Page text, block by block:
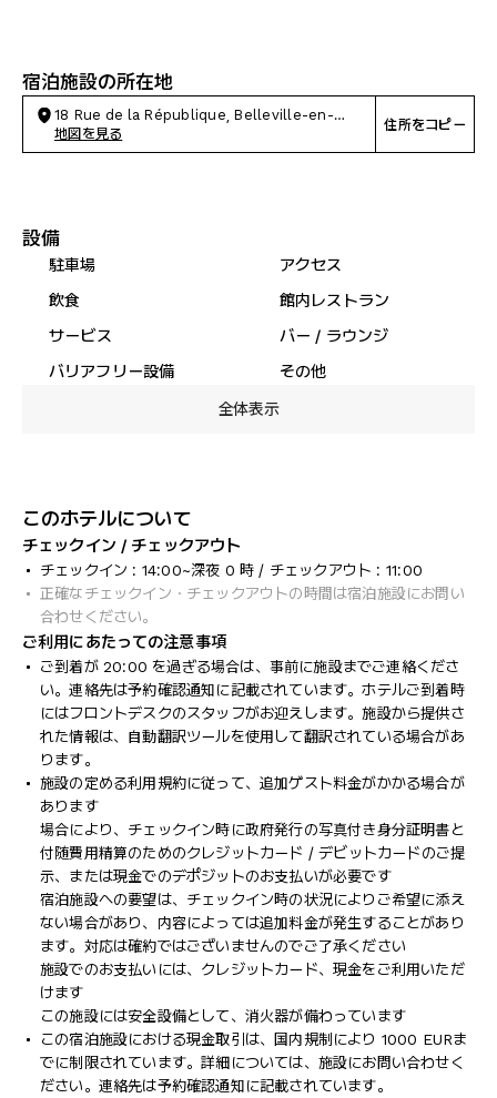
宿泊施設の所在地
18 Rue de la République, Belleville-en-
Beaujolais
地図を見る
住所をコピー
設備
駐車場
アクセス
飲食
館内レストラン
サービス
バー / ラウンジ
バリアフリー設備
その他
全体表示
このホテルについて
チェックイン / チェックアウト
チェックイン : 14:00~深夜 0 時 / チェックアウト : 11:00
正確なチェックイン・チェックアウトの時間は宿泊施設にお問い
合わせください。
ご利用にあたっての注意事項
ご到着が 20:00 を過ぎる場合は、事前に施設までご連絡くださ
い。連絡先は予約確認通知に記載されています。ホテルご到着時
にはフロントデスクのスタッフがお迎えします。施設から提供さ
れた情報は、自動翻訳ツールを使用して翻訳されている場合があ
ります。
施設の定める利用規約に従って、追加ゲスト料金がかかる場合が
あります
場合により、チェックイン時に政府発行の写真付き身分証明書と
付随費用精算のためのクレジットカード / デビットカードのご提
示、または現金でのデポジットのお支払いが必要です
宿泊施設への要望は、チェックイン時の状況によりご希望に添え
ない場合があり、内容によっては追加料金が発生することがあり
ます。対応は確約ではございませんのでご了承ください
施設でのお支払いには、クレジットカード、現金をご利用いただ
けます
この施設には安全設備として、消火器が備わっています
この宿泊施設における現金取引は、国内規制により 1000 EURま
でに制限されています。詳細については、施設にお問い合わせく
ださい。連絡先は予約確認通知に記載されています。